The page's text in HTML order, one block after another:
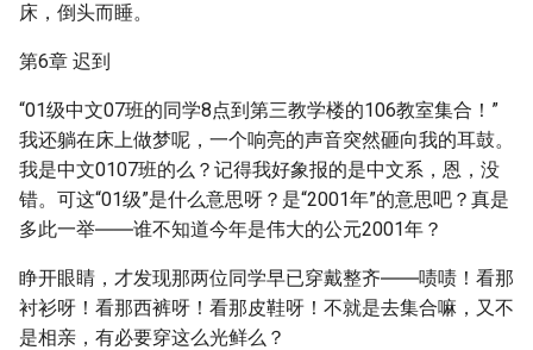
床，倒头而睡。
第6章 迟到
“01级中文07班的同学8点到第三教学楼的106教室集合！”
我还躺在床上做梦呢，一个响亮的声音突然砸向我的耳鼓。
我是中文0107班的么？记得我好象报的是中文系，恩，没
错。可这“01级”是什么意思呀？是“2001年”的意思吧？真是
多此一举――谁不知道今年是伟大的公元2001年？
睁开眼睛，才发现那两位同学早已穿戴整齐――啧啧！看那
衬衫呀！看那西裤呀！看那皮鞋呀！不就是去集合嘛，又不
是相亲，有必要穿这么光鲜么？